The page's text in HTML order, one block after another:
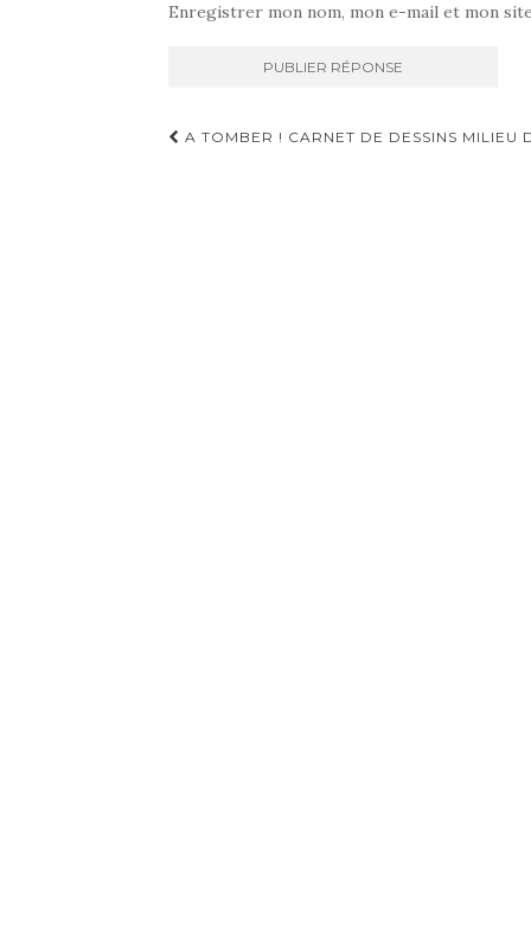
Enregistrer mon nom, mon e-mail et mon
Navigation
A TOMBER ! CARNET DE DESSINS MILIEU